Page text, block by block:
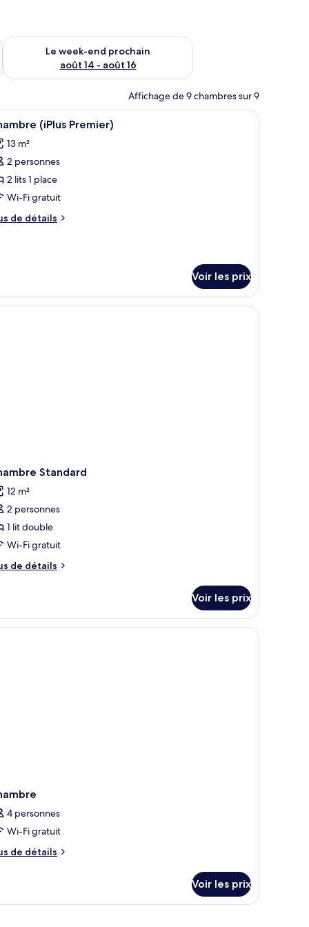
août 7 - août 9
Le week-end prochain
août 14 - août 16
Vérifier la disponibilité pour le week-end prochain août 14 -
Affichage de 9 chambres sur 9
grand lit, un bureau et un miroir.Une chambre d’hôtel moderne avec un
5 (iPlus Premier)
13 m²
2 personnes
2 lits 1 place
Wi-Fi gratuit
de détails
Voir les prix
Standard
12 m²
2 personnes
1 lit double
Wi-Fi gratuit
de détails
Voir les prix
4 personnes
Wi-Fi gratuit
de détails
Voir les prix